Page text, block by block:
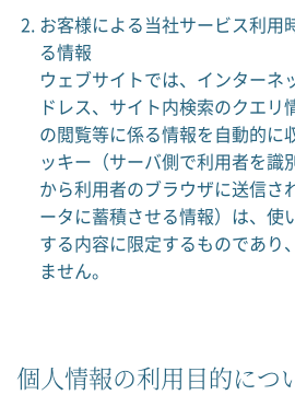
お客様による当社サービス利用
る情報
ウェブサイトでは、インターネ
ドレス、サイト内検索のクエリ
の閲覧等に係る情報を自動的に
ッキー（サーバ側で利用者を識
から利用者のブラウザに送信さ
ータに蓄積させる情報）は、使
する内容に限定するものであり
ません。
個人情報の利用目的につ